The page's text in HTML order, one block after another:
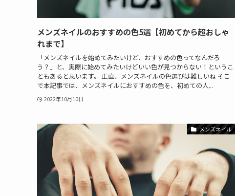
メンズネイルのおすすめの色5選【初めてから超おしゃ
れまで】
「メンズネイルを始めてみたいけど、おすすめの色ってなんだろ
う？」と、実際に始めてみたいけどいい色が見つからない！というこ
ともあると思います。 正直、メンズネイルの色選びは難しいね そこ
で本記事では、メンズネイルにおすすめの色を、初めての人...
2022年10月10日
メンズネイル